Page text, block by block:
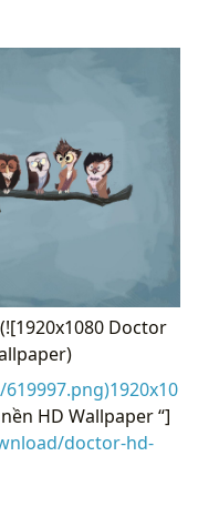
Doctor
HD Wallpaper “]
doctor-hd-